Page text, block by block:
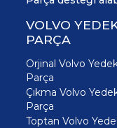
VOLVO
PARÇA
Orjinal Volvo
Parça
Çıkma Volvo
Parça
Toptan Volvo